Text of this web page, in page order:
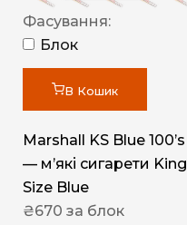
Фасування:
Блок
В Кошик
Marshall KS Blue 100’s
— м’які сигарети King
Size Blue
₴670 за блок